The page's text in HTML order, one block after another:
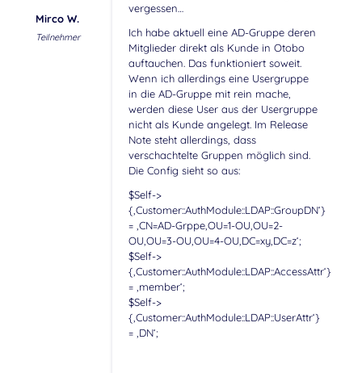
Mirco W.
Teilnehmer
vergessen…
Ich habe aktuell eine AD-Gruppe deren
Mitglieder direkt als Kunde in Otobo
auftauchen. Das funktioniert soweit.
Wenn ich allerdings eine Usergruppe
in die AD-Gruppe mit rein mache,
werden diese User aus der Usergruppe
nicht als Kunde angelegt. Im Release
Note steht allerdings, dass
verschachtelte Gruppen möglich sind.
Die Config sieht so aus:
$Self->
{‚Customer::AuthModule::LDAP::GroupDN‘}
= ‚CN=AD-Grppe,OU=1-OU,OU=2-
OU,OU=3-OU,OU=4-OU,DC=xy,DC=z‘;
$Self->
{‚Customer::AuthModule::LDAP::AccessAttr‘}
= ‚member‘;
$Self->
{‚Customer::AuthModule::LDAP::UserAttr‘}
= ‚DN‘;